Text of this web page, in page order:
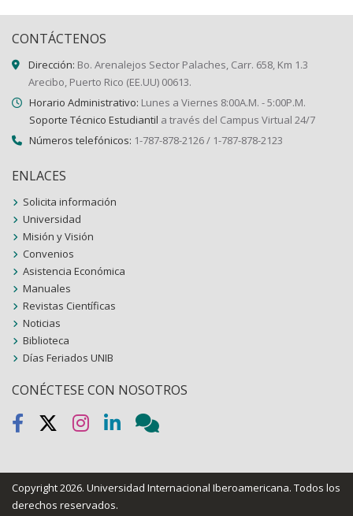
CONTÁCTENOS
Dirección: Bo. Arenalejos Sector Palaches, Carr. 658, Km 1.3
Arecibo, Puerto Rico (EE.UU) 00613.
Horario Administrativo: Lunes a Viernes 8:00A.M. - 5:00P.M.
Soporte Técnico Estudiantil a través del Campus Virtual 24/7
Números telefónicos: 1-787-878-2126 / 1-787-878-2123
ENLACES
Solicita información
Universidad
Misión y Visión
Convenios
Asistencia Económica
Manuales
Revistas Científicas
Noticias
Biblioteca
Días Feriados UNIB
CONÉCTESE CON NOSOTROS
Copyright 2026. Universidad Internacional Iberoamericana. Todos los
derechos reservados.